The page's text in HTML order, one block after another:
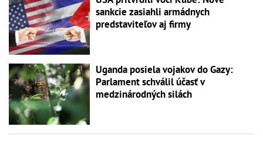
sankcie zasiahli armádnych
predstaviteľov aj firmy
Uganda posiela vojakov do Gazy:
Parlament schválil účasť v
medzinárodných silách